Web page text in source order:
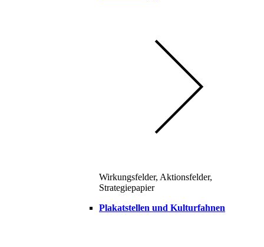
Wirkungsfelder, Aktionsfelder,
Strategiepapier
Plakatstellen und Kulturfahnen